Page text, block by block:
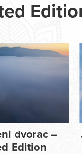
dvorac –
Edition